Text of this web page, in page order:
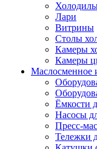
Лари
Витрины
Столы
Камеры
Камеры
Маслосменное
Ёмкости
Насосы
Пресс-
Тележки